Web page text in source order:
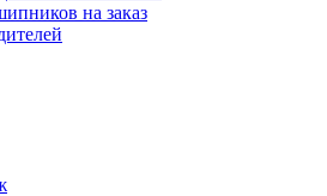
на заказ